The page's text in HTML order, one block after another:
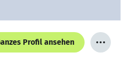
Profil ansehen